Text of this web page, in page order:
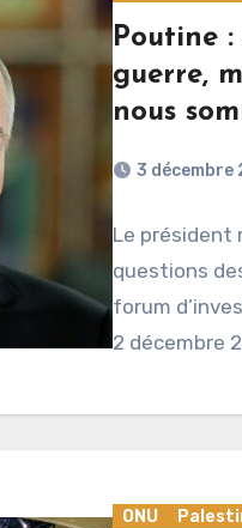
Poutine :
guerre,
nous
3 décembre
Le président
questions
forum
2 décembre
ONU